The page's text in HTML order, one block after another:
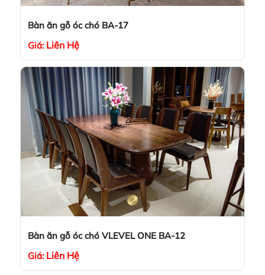
Bàn ăn gỗ óc chó BA-17
Giá: Liên Hệ
Bàn ăn gỗ óc chó VLEVEL ONE BA-12
Giá: Liên Hệ